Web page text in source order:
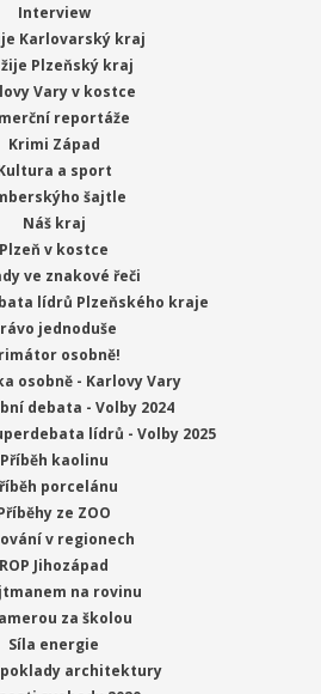
Interview
Karlovarský kraj
žije Plzeňský kraj
Vary v kostce
reportáže
Krimi Západ
a sport
šajtle
Náš kraj
Plzeň v kostce
ve znakové řeči
lídrů Plzeňského kraje
jednoduše
osobně!
osobně - Karlovy Vary
debata - Volby 2024
lídrů - Volby 2025
Příběh kaolinu
porcelánu
ze ZOO
v regionech
ROP Jihozápad
na rovinu
za školou
Síla energie
architektury